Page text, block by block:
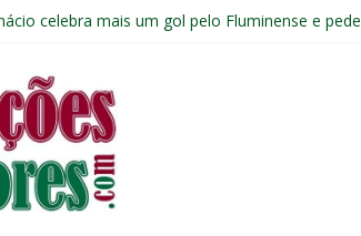
celebra mais um gol pelo Fluminense e
vê boa atuação do Fluminense contra o
os reservas, Fluminense empata com o